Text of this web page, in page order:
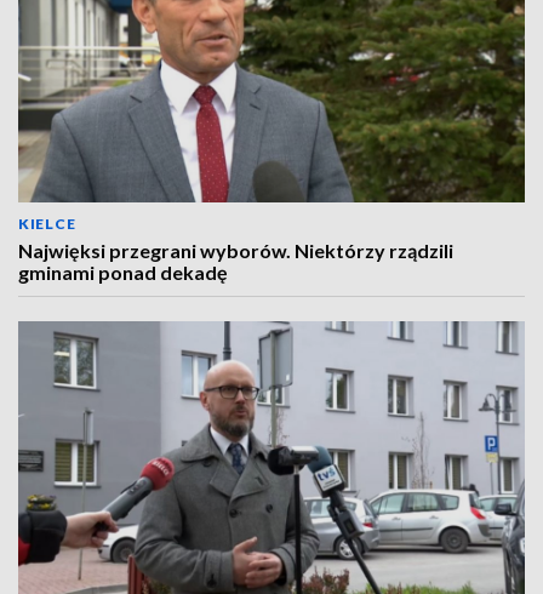
KIELCE
Najwięksi przegrani wyborów. Niektórzy rządzili
gminami ponad dekadę